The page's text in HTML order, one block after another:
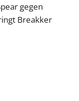
gegen
Breakker